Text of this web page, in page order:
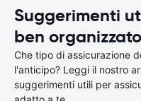
Suggerimenti
ben organizzato
Che tipo di assicurazione
l'anticipo? Leggi il nostro
suggerimenti utili per